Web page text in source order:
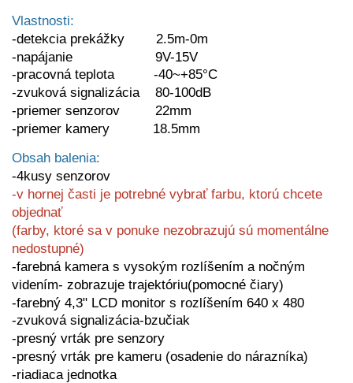
Vlastnosti:
-detekcia prekážky 2.5m-0m
-napájanie 9V-15V
-pracovná teplota -40~+85°C
-zvuková signalizácia 80-100dB
-priemer senzorov 22mm
-priemer kamery 18.5mm
Obsah balenia:
-4kusy senzorov
-v hornej časti je potrebné vybrať farbu, ktorú chcete
objednať
(farby, ktoré sa v ponuke nezobrazujú sú momentálne
nedostupné)
-farebná kamera s vysokým rozlíšením a nočným
videním- zobrazuje trajektóriu(pomocné čiary)
-farebný 4,3" LCD monitor s rozlíšením 640 x 480
-zvuková signalizácia-bzučiak
-presný vrták pre senzory
-presný vrták pre kameru (osadenie do nárazníka)
-riadiaca jednotka